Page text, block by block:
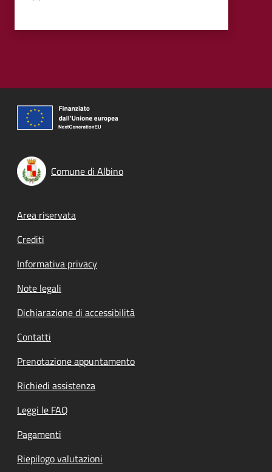
Comune di Albino
Footer menu
Area riservata
Crediti
Informativa privacy
Note legali
Dichiarazione di accessibilità
Contatti
Prenotazione appuntamento
Richiedi assistenza
Leggi le FAQ
Pagamenti
Riepilogo valutazioni